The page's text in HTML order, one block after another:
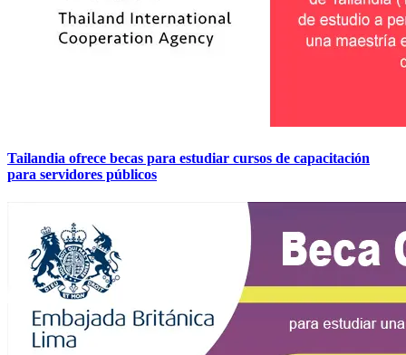
Tailandia ofrece becas para estudiar cursos de capacitación
para servidores públicos